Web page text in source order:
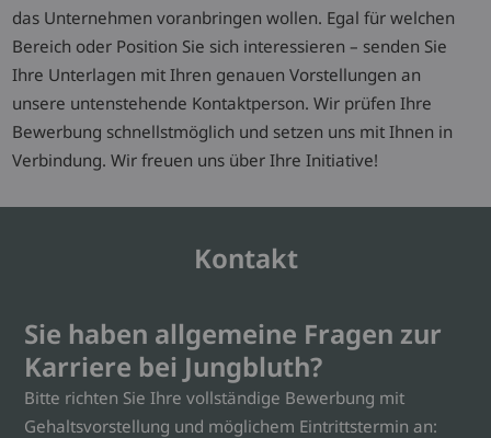
das Unternehmen voranbringen wollen. Egal für welchen
Bereich oder Position Sie sich interessieren – senden Sie
Ihre Unterlagen mit Ihren genauen Vorstellungen an
unsere untenstehende Kontaktperson. Wir prüfen Ihre
Bewerbung schnellstmöglich und setzen uns mit Ihnen in
Verbindung. Wir freuen uns über Ihre Initiative!
Kontakt
Sie haben allgemeine Fragen zur
Karriere bei Jungbluth?
Bitte richten Sie Ihre vollständige Bewerbung mit
Gehaltsvorstellung und möglichem Eintrittstermin an: